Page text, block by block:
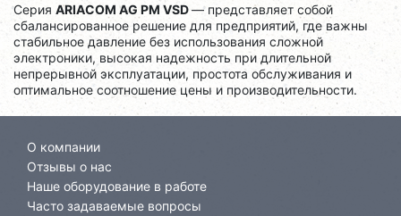
Серия ARIACOM AG PM VSD— представляет собой
сбалансированное решение для предприятий, где важны
стабильное давление без использования сложной
электроники, высокая надежность при длительной
непрерывной эксплуатации, простота обслуживания и
оптимальное соотношение цены и производительности.
О компании
Отзывы о нас
Наше оборудование в работе
Часто задаваемые вопросы